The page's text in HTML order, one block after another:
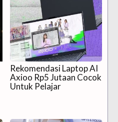
Rekomendasi Laptop AI
Axioo Rp5 Jutaan Cocok
Untuk Pelajar